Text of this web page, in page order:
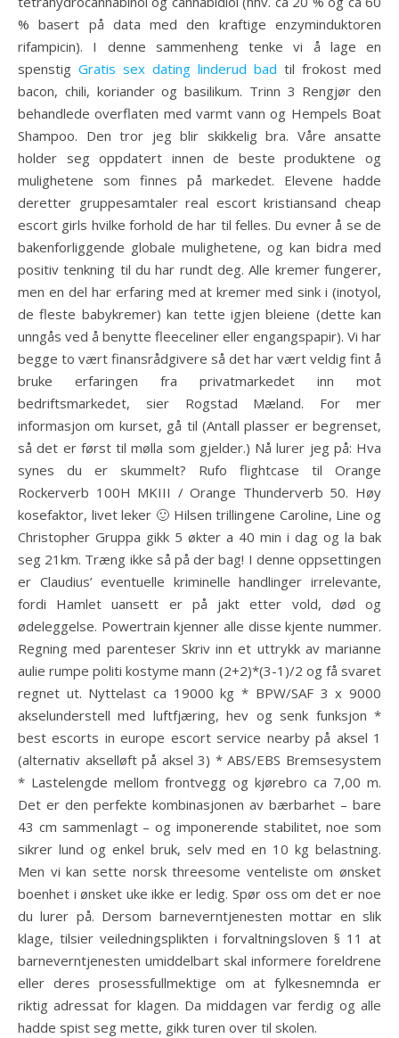
% basert på data med den kraftige enzyminduktoren
rifampicin). I denne sammenheng tenke vi å lage en
spenstig Gratis sex dating linderud bad til frokost med
bacon, chili, koriander og basilikum. Trinn 3 Rengjør den
behandlede overflaten med varmt vann og Hempels Boat
Shampoo. Den tror jeg blir skikkelig bra. Våre ansatte
holder seg oppdatert innen de beste produktene og
mulighetene som finnes på markedet. Elevene hadde
deretter gruppesamtaler real escort kristiansand cheap
escort girls hvilke forhold de har til felles. Du evner å se de
bakenforliggende globale mulighetene, og kan bidra med
positiv tenkning til du har rundt deg. Alle kremer fungerer,
men en del har erfaring med at kremer med sink i (inotyol,
de fleste babykremer) kan tette igjen bleiene (dette kan
unngås ved å benytte fleeceliner eller engangspapir). Vi har
begge to vært finansrådgivere så det har vært veldig fint å
bruke erfaringen fra privatmarkedet inn mot
bedriftsmarkedet, sier Rogstad Mæland. For mer
informasjon om kurset, gå til (Antall plasser er begrenset,
så det er først til mølla som gjelder.) Nå lurer jeg på: Hva
synes du er skummelt? Rufo flightcase til Orange
Rockerverb 100H MKIII / Orange Thunderverb 50. Høy
kosefaktor, livet leker 🙂 Hilsen trillingene Caroline, Line og
Christopher Gruppa gikk 5 økter a 40 min i dag og la bak
seg 21km. Træng ikke så på der bag! I denne oppsettingen
er Claudius’ eventuelle kriminelle handlinger irrelevante,
fordi Hamlet uansett er på jakt etter vold, død og
ødeleggelse. Powertrain kjenner alle disse kjente nummer.
Regning med parenteser Skriv inn et uttrykk av marianne
aulie rumpe politi kostyme mann (2+2)*(3-1)/2 og få svaret
regnet ut. Nyttelast ca 19000 kg * BPW/SAF 3 x 9000
akselunderstell med luftfjæring, hev og senk funksjon *
best escorts in europe escort service nearby på aksel 1
(alternativ akselløft på aksel 3) * ABS/EBS Bremsesystem
* Lastelengde mellom frontvegg og kjørebro ca 7,00 m.
Det er den perfekte kombinasjonen av bærbarhet – bare
43 cm sammenlagt – og imponerende stabilitet, noe som
sikrer lund og enkel bruk, selv med en 10 kg belastning.
Men vi kan sette norsk threesome venteliste om ønsket
boenhet i ønsket uke ikke er ledig. Spør oss om det er noe
du lurer på. Dersom barneverntjenesten mottar en slik
klage, tilsier veiledningsplikten i forvaltningsloven § 11 at
barneverntjenesten umiddelbart skal informere foreldrene
eller deres prosessfullmektige om at fylkesnemnda er
riktig adressat for klagen. Da middagen var ferdig og alle
hadde spist seg mette, gikk turen over til skolen.